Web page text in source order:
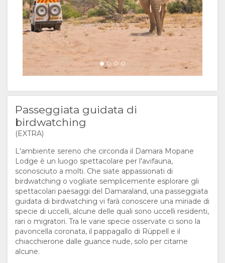
Passeggiata guidata di
birdwatching
(EXTRA)
L'ambiente sereno che circonda il Damara Mopane
Lodge è un luogo spettacolare per l'avifauna,
sconosciuto a molti. Che siate appassionati di
birdwatching o vogliate semplicemente esplorare gli
spettacolari paesaggi del Damaraland, una passeggiata
guidata di birdwatching vi farà conoscere una miriade di
specie di uccelli, alcune delle quali sono uccelli residenti,
rari o migratori. Tra le varie specie osservate ci sono la
pavoncella coronata, il pappagallo di Rüppell e il
chiacchierone dalle guance nude, solo per citarne
alcune.